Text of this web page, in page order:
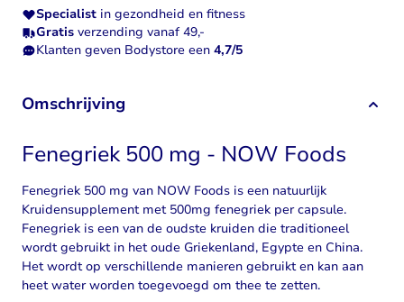
Specialist in gezondheid en fitness
Gratis verzending vanaf 49,-
Klanten geven Bodystore een 4,7/5
Omschrijving
Fenegriek 500 mg - NOW Foods
Fenegriek 500 mg van NOW Foods is een natuurlijk
Kruidensupplement met 500mg fenegriek per capsule.
Fenegriek is een van de oudste kruiden die traditioneel
wordt gebruikt in het oude Griekenland, Egypte en China.
Het wordt op verschillende manieren gebruikt en kan aan
heet water worden toegevoegd om thee te zetten.